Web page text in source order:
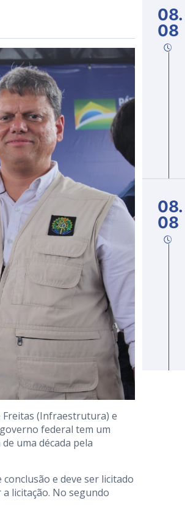
Freitas (Infraestrutura) e
federal tem um
uma década pela
e deve ser licitado
licitação. No segundo
08.
08
08.
08